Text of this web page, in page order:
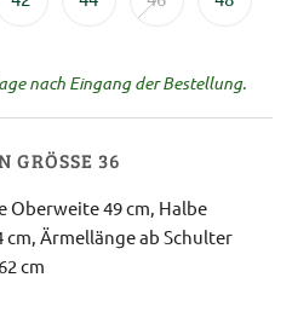
nach Eingang der Bestellung.
36
Oberweite 49 cm, Halbe
Ärmellänge ab Schulter
62 cm